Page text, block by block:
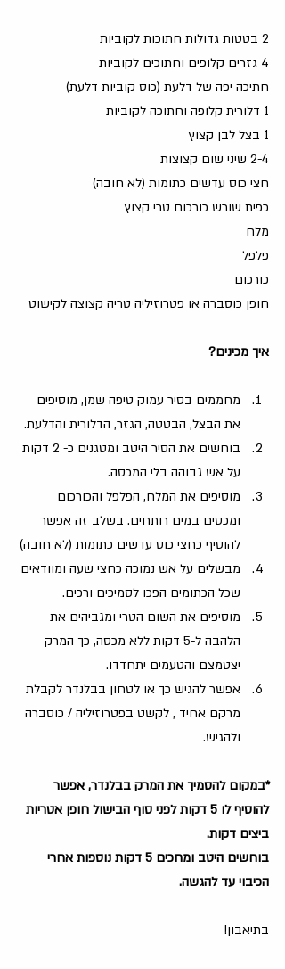
2 בטטות גדולות חתוכות לקוביות
4 גזרים קלופים וחתוכים לקוביות
חתיכה יפה של דלעת (כוס קוביות דלעת)
1 דלורית קלופה וחתוכה לקוביות
1 בצל לבן קצוץ
2-4 שיני שום קצוצות
חצי כוס עדשים כתומות (לא חובה)
כפית שורש כורכום טרי קצוץ
מלח
פלפל
כורכום
חופן כוסברה או פטרוזיליה טריה קצוצה לקישוט
איך מכינים?
מחממים בסיר עמוק טיפה שמן, מוסיפים
את הבצל, הבטטה, הגזר, הדלורית והדלעת.
בוחשים את הסיר היטב ומטגנים כ- 2 דקות
על אש גבוהה בלי המכסה.
מוסיפים את המלח, הפלפל והכורכום
ומכסים במים רותחים. בשלב זה אפשר
להוסיף כחצי כוס עדשים כתומות (לא חובה)
מבשלים על אש נמוכה כחצי שעה ומוודאים
שכל הכתומים הפכו לסמיכים ורכים.
מוסיפים את השום הטרי ומגביהים את
הלהבה ל-5 דקות ללא מכסה, כך המרק
יצטמצם והטעמים יתחדדו.
אפשר להגיש כך או לטחון בבלנדר לקבלת
מרקם אחיד , לקשט בפטרוזיליה / כוסברה
ולהגיש.
*במקום להסמיך את המרק בבלנדר, אפשר
להוסיף לו 5 דקות לפני סוף הבישול חופן אטריות
ביצים דקות.
בוחשים היטב ומחכים 5 דקות נוספות אחרי
הכיבוי עד להגשה.
בתיאבון!